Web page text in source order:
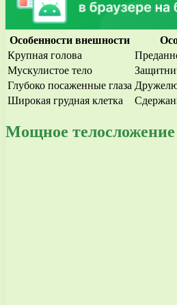
Особенности внешности
Крупная голова
Мускулистое тело
Глубоко посаженные глаза
Широкая грудная клетка
Мощное